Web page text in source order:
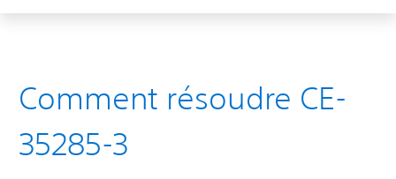
Comment résoudre CE-
35285-3